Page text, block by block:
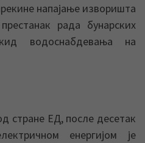
напајање изворишта
рада бунарских
водоснабдевања на
стране ЕД, после десетак
енергијом је